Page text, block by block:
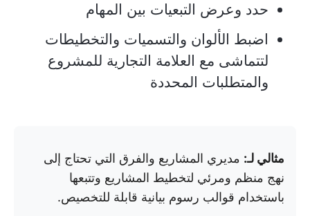
حدد وعرض التبعيات بين المهام
اضبط الألوان والتسميات والتخطيطات
لتتماشى مع العلامة التجارية للمشروع
والمتطلبات المحددة
مثالي لـ: مديري المشاريع والفرق التي تحتاج إلى
نهج منظم ومرئي لتخطيط المشاريع وتتبعها
باستخدام قوالب رسوم بيانية قابلة للتخصيص.